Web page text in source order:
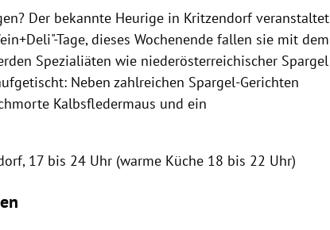
Der bekannte Heurige in Kritzendorfveranstaltet
Tage, dieses Wochenende fallen sie mit dem
Spezialiäten wie niederösterreichischer Spargel
Neben zahlreichen Spargel-Gerichten
Kalbsfledermaus und ein
, 17 bis 24 Uhr (warme Küche 18 bis 22 Uhr)